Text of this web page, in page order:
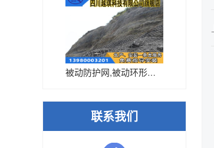
被动防护网,被动环形网,被动菱...
联系我们